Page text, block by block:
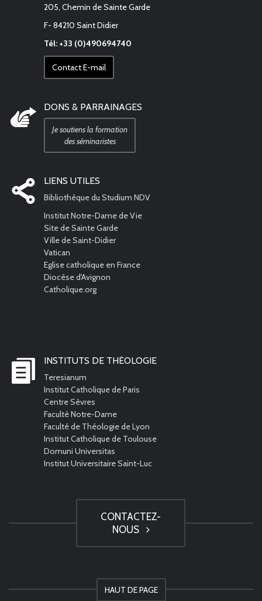
205, Chemin de Sainte Garde
F- 84210 Saint Didier
Tél: +33 (0)490694740
Contact E-mail
DONS & PARRAINAGES
Je soutiens la formation
des séminaristes
LIENS UTILES
Bibliothèque du Studium NDV
Institut Notre-Dame de Vie
Site de Sainte Garde
Ville de Saint-Didier
Vatican
Eglise catholique en France
Diocèse d'Avignon
Catholique.org
INSTITUTS DE THÉOLOGIE
Teresianum
Institut Catholique de Paris
Centre Sèvres
Faculté Notre-Dame
Faculté de Théologie de Lyon
Institut Catholique de Toulouse
Domuni Universitas
Institut Universitaire Saint-Luc
CONTACTEZ-
NOUS
HAUT DE PAGE